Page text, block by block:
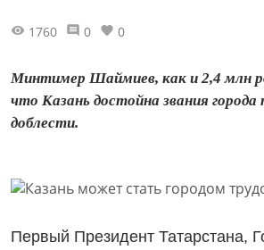
1760 0 0
Минтимер Шаймиев, как и 2,4 млн
что Казань достойна звания города
доблести.
Первый Президент Татарстана,